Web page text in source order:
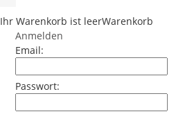
Ihr Warenkorb ist leerWarenkorb
Anmelden
Email:
Passwort: